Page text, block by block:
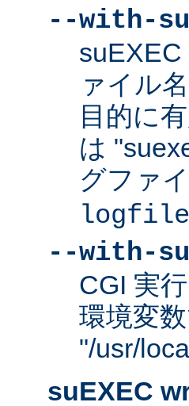
--with-
ァイル
目的に
は
グファ
--with-
CGI 実
環境変
"/usr/
suEXEC